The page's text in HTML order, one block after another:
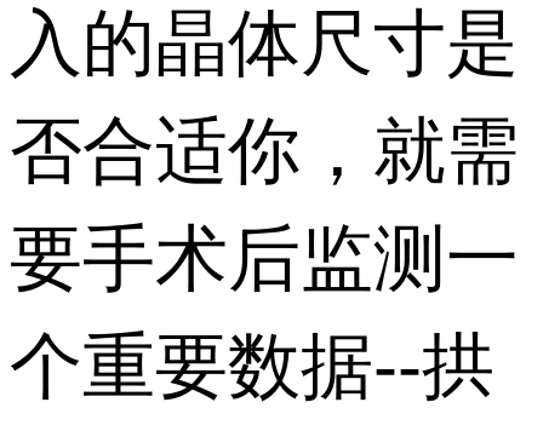
入的晶体尺寸是
否合适你，就需
要手术后监测一
个重要数据--拱